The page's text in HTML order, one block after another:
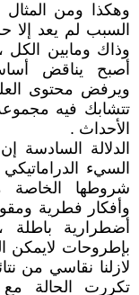
وهكذا ومن
السبب لم يعد إلا
وذاك ومابين
أصبح يناقض
ويرفض محتوى
تتشابك فيه
الأحداث .
الدلالة السادسة
السيء
شروطها الخاصة
وأفكار فطرية
أضطرارية باطلة
بإطروحات لايمكن
لازلنا نقاسي من
تكررت الحالة مع